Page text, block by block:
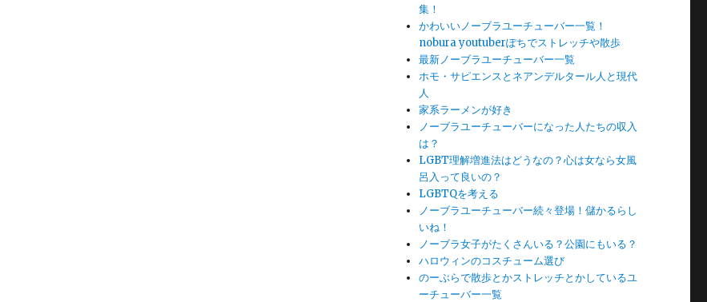
集！
かわいいノーブラユーチューバー一覧！
nobura youtuberぽちでストレッチや散歩
最新ノーブラユーチューバー一覧
ホモ・サピエンスとネアンデルタール人と現代
人
家系ラーメンが好き
ノーブラユーチューバーになった人たちの収入
は？
LGBT理解増進法はどうなの？心は女なら女風
呂入って良いの？
LGBTQを考える
ノーブラユーチューバー続々登場！儲かるらし
いね！
ノーブラ女子がたくさんいる？公園にもいる？
ハロウィンのコスチューム選び
のーぶらで散歩とかストレッチとかしているユ
ーチューバー一覧